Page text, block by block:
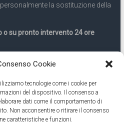
Cookie
tecnologie come i cookie per
del dispositivo. Il consenso a
dati come il comportamento di
Non acconsentire o ritirare il consenso
caratteristiche e funzioni.
la sostituzione della
o su pronto intervento 24 ore
porte pronto intervento 24